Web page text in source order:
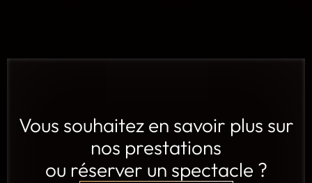
Vous souhaitez en savoir plus sur
nos prestations
ou réserver un spectacle ?